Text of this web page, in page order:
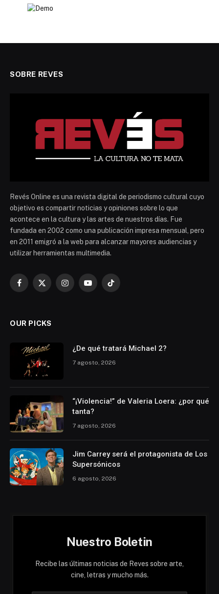
SOBRE REVES
Revés Online es una revista digital de periodismo cultural cuyo
objetivo es compartir noticias y opiniones sobre lo que
acontece en la cultura y las artes de nuestros días. Fue
fundada en 2002 como una publicación impresa mensual, pero
en 2011 emigró a la web para alcanzar mayores audiencias y
utilizar herramientas multimedia.
Facebook
X
InstagramYouTubeTikTok
OUR PICKS
¿De qué tratará Michael 2?
7 agosto, 2026
“¡Violencia!” de Valeria Loera: ¿por qué
tanta?
7 agosto, 2026
Jim Carrey será el protagonista de Los
Supersónicos
6 agosto, 2026
Nuestro Boletin
Recibe las últimas noticias de Reves sobre arte,
cine, letras y mucho más.